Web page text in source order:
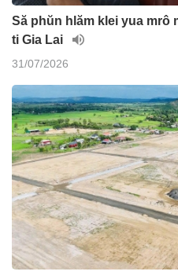
Să phŭn hlăm klei yua mrô
ti Gia Lai
31/07/2026